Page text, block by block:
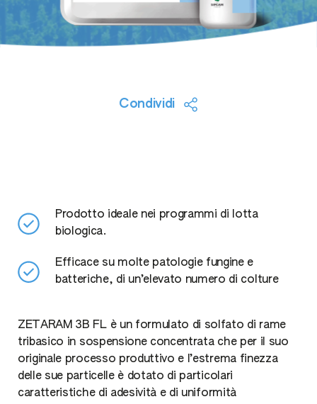
Condividi
Prodotto ideale nei programmi di lotta
biologica.
Efficace su molte patologie fungine e
batteriche, di un’elevato numero di colture
ZETARAM 3B FL è un formulato di solfato di rame
tribasico in sospensione concentrata che per il suo
originale processo produttivo e l’estrema finezza
delle sue particelle è dotato di particolari
caratteristiche di adesività e di uniformità